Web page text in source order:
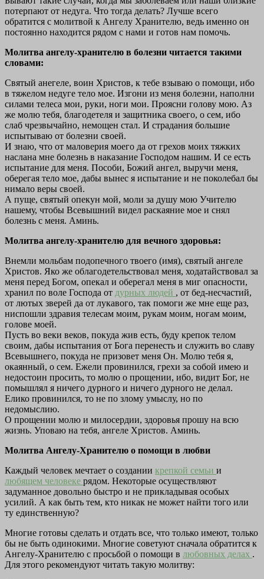
потерпают от недуга. Что тогда делать? Лучше всего
обратится с молитвой к Ангелу Хранителю, ведь именно он
постоянно находится рядом с нами и готов нам помочь.
Молитва ангелу-хранителю в болезни читается такими
словами:
Святый анегеле, воин Христов, к тебе взываю о помощи, ибо
в тяжелом недуге тело мое. Изгони из меня болезни, наполни
силами телеса мои, руки, ноги мои. Проясни голову мою. Аз
же молю тебя, благодетеля и защитника своего, о сем, ибо
слаб чрезвычайно, немощен стал. И страдания большие
испытываю от болезни своей.
И знаю, что от маловерия моего да от грехов моих тяжких
наслана мне болезнь в наказание Господом нашим. И се есть
испытание для меня. Пособи, Божий ангел, выручи меня,
оберегая тело мое, дабы вынес я испытание и не поколебал бы
нимало веры своей.
А пуще, святый опекун мой, моли за душу мою Учителю
нашему, чтобы Всевышний видел раскаяние мое и снял
болезнь с меня. Аминь.
Молитва ангелу-хранителю для вечного здоровья:
Внемли мольбам подопечного твоего (имя), святый ангеле
Христов. Яко же облагодетельствовал меня, ходатайствовал за
меня перед Богом, опекал и оберегал меня в миг опасности,
хранил по воле Господа от дурных людей , от бед-несчастий,
от лютых зверей да от лукавого, так помоги же мне еще раз,
ниспошли здравия телесам моим, рукам моим, ногам моим,
голове моей.
Пусть во веки веков, покуда жив есть, буду крепок телом
своим, дабы испытания от Бога перенесть и служить во славу
Всевышнего, покуда не призовет меня Он. Молю тебя я,
окаянный, о сем. Ежели провинился, грехи за собой имею и
недостоин просить, то молю о прощении, ибо, видит Бог, не
помышлял я ничего дурного и ничего дурного не делал.
Елико провинился, то не по злому умыслу, но по
недомыслию.
О прощении молю и милосердии, здоровья прошу на всю
жизнь. Уповаю на тебя, ангеле Христов. Аминь.
Молитва Ангелу-Хранителю о помощи в любви
Каждый человек мечтает о создании крепкой семьи и
любящем человеке рядом. Некоторые осуществляют
задуманное довольно быстро и не прикладывая особых
усилий. А как быть тем, кто никак не может найти того или
ту единственную?
Многие готовы сделать и отдать все, что только имеют, только
бы не быть одинокими. Многие советуют сначала обратится к
Ангелу-Хранителю с просьбой о помощи в любовных делах .
Для этого рекомендуют читать такую молитву: